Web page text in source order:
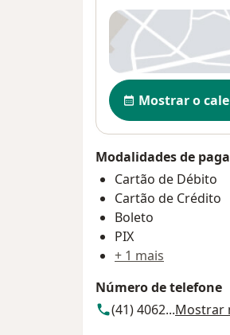
Disponibilidade
Mostrar o
Modalidades de
Cartão de Débito
Cartão de Crédito
Boleto
PIX
+ 1 mais
Número de telefone
(41) 4062...Mostrar